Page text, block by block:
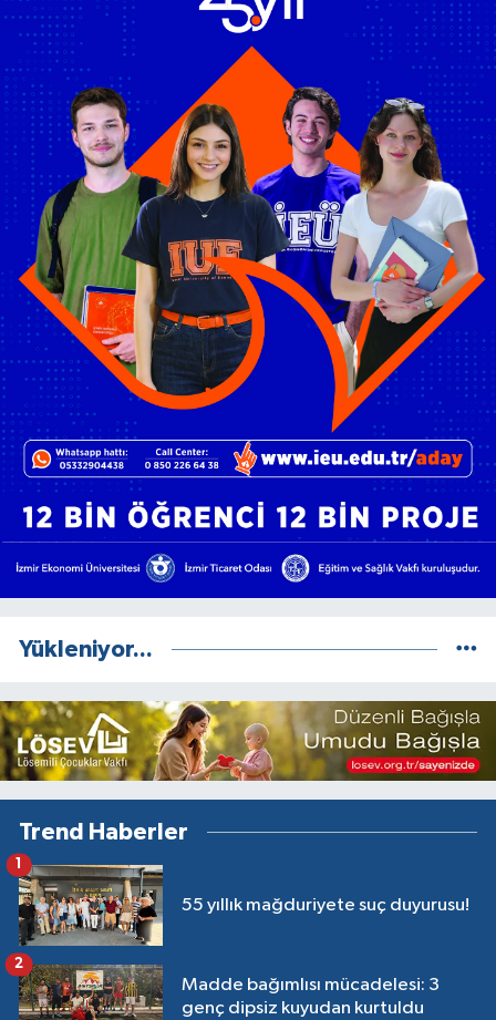
Yükleniyor...
Trend Haberler
55 yıllık mağduriyete suç duyurusu!
1
Madde bağımlısı mücadelesi: 3
genç dipsiz kuyudan kurtuldu
2